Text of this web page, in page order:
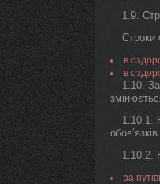
1.9.
Строки
в
в
1.10.
1.10.1.
1.10.2.
за